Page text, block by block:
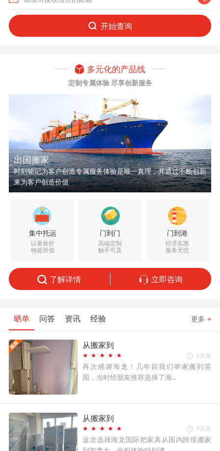
开始查询
多元化的产品线
定制专属体验 尽享创新服务
出国搬家
时刻铭记为客户创造专属服务体验是唯一真理，并通过不断创新
来为客户创造价值
集中托运
以量换价
物超所值
门到门
高端定制
触手可及
门到港
经济实惠
服务无忧
了解详情 立即咨询
晒单 问答 资讯 经验 更多 +
从搬家到
2天前
再次感谢海龙！几年前我们举家搬到英
国，当时经朋友推荐选择了海...
从搬家到
7天前
这次选择海龙国际把家具从国内跨境搬家